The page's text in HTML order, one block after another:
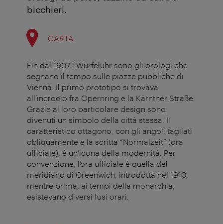
bicchieri.
CARTA
Fin dal 1907 i Würfeluhr sono gli orologi che
segnano il tempo sulle piazze pubbliche di
Vienna. Il primo prototipo si trovava
all’incrocio fra Opernring e la Kärntner Straße.
Grazie al loro particolare design sono
divenuti un simbolo della città stessa. Il
caratteristico ottagono, con gli angoli tagliati
obliquamente e la scritta “Normalzeit” (ora
ufficiale), è un’icona della modernità. Per
convenzione, l’ora ufficiale è quella del
meridiano di Greenwich, introdotta nel 1910,
mentre prima, ai tempi della monarchia,
esistevano diversi fusi orari.